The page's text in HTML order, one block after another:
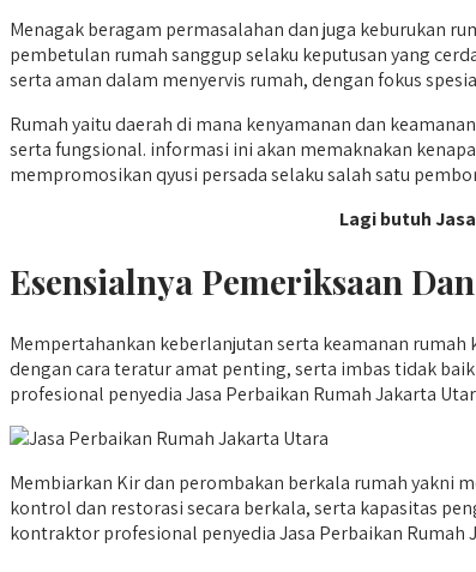
Menagak beragam permasalahan dan juga keburukan
pembetulan rumah sanggup selaku keputusan yang
serta aman dalam menyervis rumah, dengan fokus
Rumah yaitu daerah di mana kenyamanan dan
serta fungsional. informasi ini akan memaknakan
mempromosikan qyusi persada selaku salah satu
Lagi butuh
Esensialnya Pemeriksaan
Mempertahankan keberlanjutan serta keamanan
dengan cara teratur amat penting, serta imbas tidak
profesional penyedia Jasa Perbaikan Rumah Jakarta
Membiarkan Kir dan perombakan berkala rumah yakni
kontrol dan restorasi secara berkala, serta kapasitas
kontraktor profesional penyedia Jasa Perbaikan Rumah